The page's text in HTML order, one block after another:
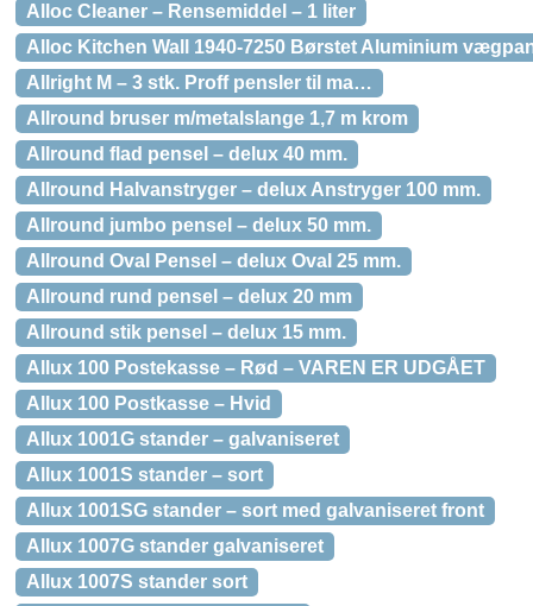
Alloc Cleaner – Rensemiddel – 1 liter
Alloc Kitchen Wall 1940-7250 Børstet Aluminium
Allright M – 3 stk. Proff pensler til ma…
Allround bruser m/metalslange 1,7 m krom
Allround flad pensel – delux 40 mm.
Allround Halvanstryger – delux Anstryger 100 mm.
Allround jumbo pensel – delux 50 mm.
Allround Oval Pensel – delux Oval 25 mm.
Allround rund pensel – delux 20 mm
Allround stik pensel – delux 15 mm.
Allux 100 Postekasse – Rød – VAREN ER UDGÅET
Allux 100 Postkasse – Hvid
Allux 1001G stander – galvaniseret
Allux 1001S stander – sort
Allux 1001SG stander – sort med galvaniseret front
Allux 1007G stander galvaniseret
Allux 1007S stander sort